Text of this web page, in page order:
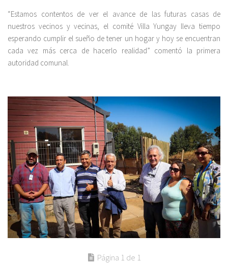
“Estamos contentos de ver el avance de las futuras casas de
nuestros vecinos y vecinas, el comité Villa Yungay lleva tiempo
esperando cumplir el sueño de tener un hogar y hoy se encuentran
cada vez más cerca de hacerlo realidad” comentó la primera
autoridad comunal.
Página 1 de 1